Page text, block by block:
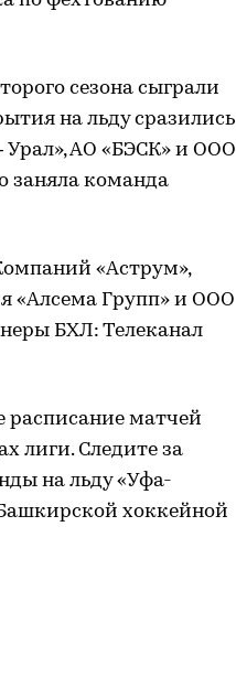
сезона сыграли
на льду сразились
АО «БЭСК» и ООО
заняла команда
«Аструм»,
«Алсема Групп» и ООО
БХЛ: Телеканал
расписание матчей
лиги. Следите за
на льду «Уфа-
хоккейной